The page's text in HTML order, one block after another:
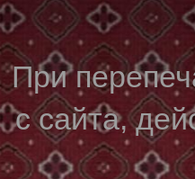
При
с сайта,